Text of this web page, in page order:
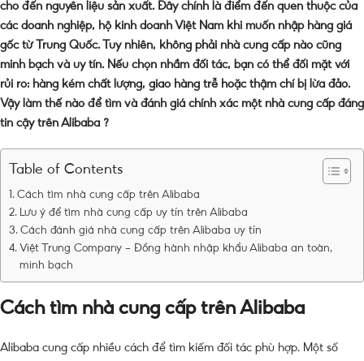
cho đến nguyên liệu sản xuất. Đây chính là điểm đến quen thuộc của
các doanh nghiệp, hộ kinh doanh Việt Nam khi muốn nhập hàng giá
gốc từ Trung Quốc. Tuy nhiên, không phải nhà cung cấp nào cũng
minh bạch và uy tín. Nếu chọn nhầm đối tác, bạn có thể đối mặt với
rủi ro: hàng kém chất lượng, giao hàng trễ hoặc thậm chí bị lừa đảo.
Vậy làm thế nào để tìm và đánh giá chính xác một nhà cung cấp đáng
tin cậy trên Alibaba ?
Table of Contents
Cách tìm nhà cung cấp trên Alibaba
Lưu ý để tìm nhà cung cấp uy tín trên Alibaba
Cách đánh giá nhà cung cấp trên Alibaba uy tín
Việt Trung Company – Đồng hành nhập khẩu Alibaba an toàn,
minh bạch
Cách tìm nhà cung cấp trên Alibaba
Alibaba cung cấp nhiều cách để tìm kiếm đối tác phù hợp. Một số